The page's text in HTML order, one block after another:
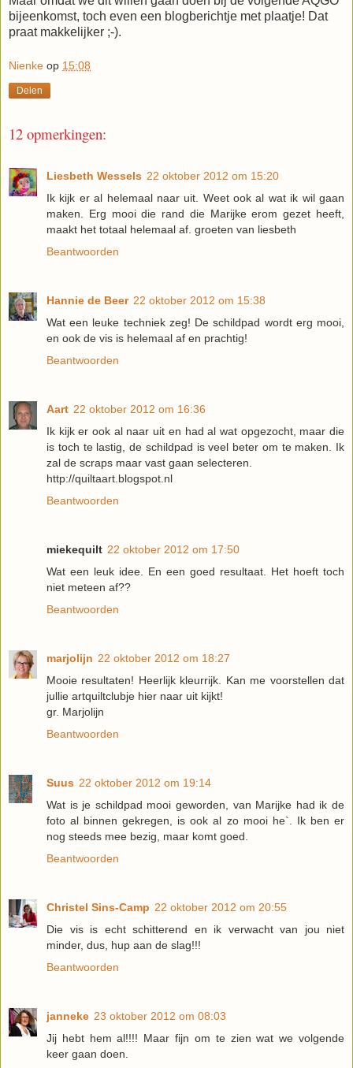
bijeenkomst, toch even een blogberichtje met plaatje! Dat
praat makkelijker ;-).
Nienke op 15:08
Delen
12 opmerkingen:
Liesbeth Wessels 22 oktober 2012 om 15:20
Ik kijk er al helemaal naar uit. Weet ook al wat ik wil gaan
maken. Erg mooi die rand die Marijke erom gezet heeft,
maakt het totaal helemaal af. groeten van liesbeth
Beantwoorden
Hannie de Beer 22 oktober 2012 om 15:38
Wat een leuke techniek zeg! De schildpad wordt erg mooi,
en ook de vis is helemaal af en prachtig!
Beantwoorden
Aart 22 oktober 2012 om 16:36
Ik kijk er ook al naar uit en had al wat opgezocht, maar die
is toch te lastig, de schildpad is veel beter om te maken. Ik
zal de scraps maar vast gaan selecteren.
http://quiltaart.blogspot.nl
Beantwoorden
miekequilt 22 oktober 2012 om 17:50
Wat een leuk idee. En een goed resultaat. Het hoeft toch
niet meteen af??
Beantwoorden
marjolijn 22 oktober 2012 om 18:27
Mooie resultaten! Heerlijk kleurrijk. Kan me voorstellen dat
jullie artquiltclubje hier naar uit kijkt!
gr. Marjolijn
Beantwoorden
Suus 22 oktober 2012 om 19:14
Wat is je schildpad mooi geworden, van Marijke had ik de
foto al binnen gekregen, is ook al zo mooi he`. Ik ben er
nog steeds mee bezig, maar komt goed.
Beantwoorden
Christel Sins-Camp 22 oktober 2012 om 20:55
Die vis is echt schitterend en ik verwacht van jou niet
minder, dus, hup aan de slag!!!
Beantwoorden
janneke 23 oktober 2012 om 08:03
Jij hebt hem al!!!! Maar fijn om te zien wat we volgende
keer gaan doen.